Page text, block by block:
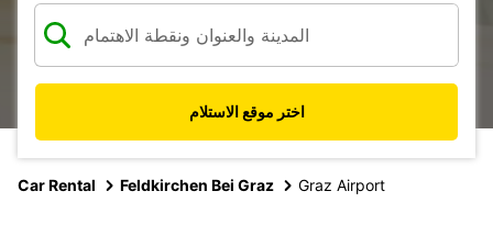
اختر موقع الاستلام
Car Rental Feldkirchen Bei Graz Graz Airport